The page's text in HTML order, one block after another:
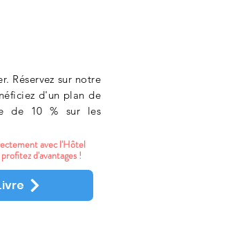
Réservez sur notre
d'un plan de
de 10 % sur les
avec l'Hôtel
d'avantages !